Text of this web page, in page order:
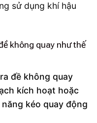
sử dụng khí hậu
không quay như thế
đề không quay
kích hoạt hoặc
kéo quay động